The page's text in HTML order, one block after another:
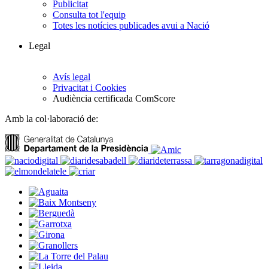
Publicitat
Consulta tot l'equip
Totes les notícies publicades avui a Nació
Legal
Avís legal
Privacitat i Cookies
Audiència certificada ComScore
Amb la col·laboració de: